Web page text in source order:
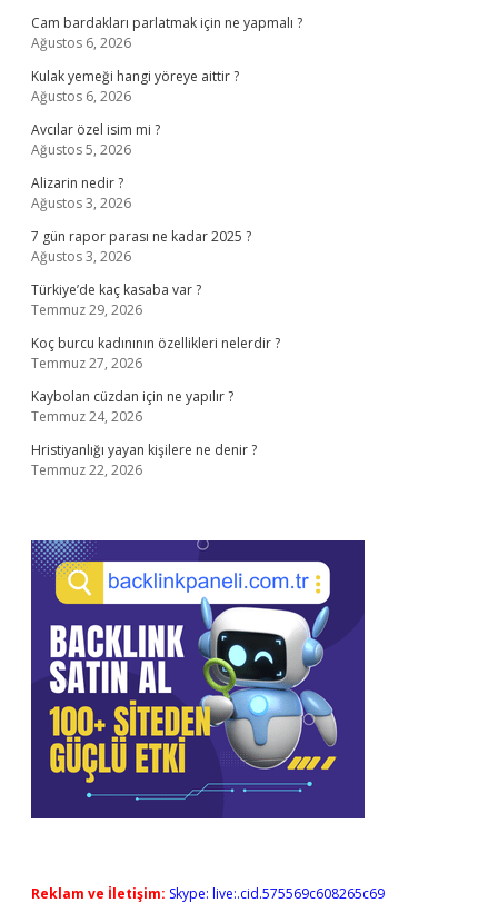
Cam bardakları parlatmak için ne yapmalı ?
Ağustos 6, 2026
Kulak yemeği hangi yöreye aittir ?
Ağustos 6, 2026
Avcılar özel isim mi ?
Ağustos 5, 2026
Alizarin nedir ?
Ağustos 3, 2026
7 gün rapor parası ne kadar 2025 ?
Ağustos 3, 2026
Türkiye’de kaç kasaba var ?
Temmuz 29, 2026
Koç burcu kadınının özellikleri nelerdir ?
Temmuz 27, 2026
Kaybolan cüzdan için ne yapılır ?
Temmuz 24, 2026
Hristiyanlığı yayan kişilere ne denir ?
Temmuz 22, 2026
Reklam ve İletişim: Skype: live:.cid.575569c608265c69